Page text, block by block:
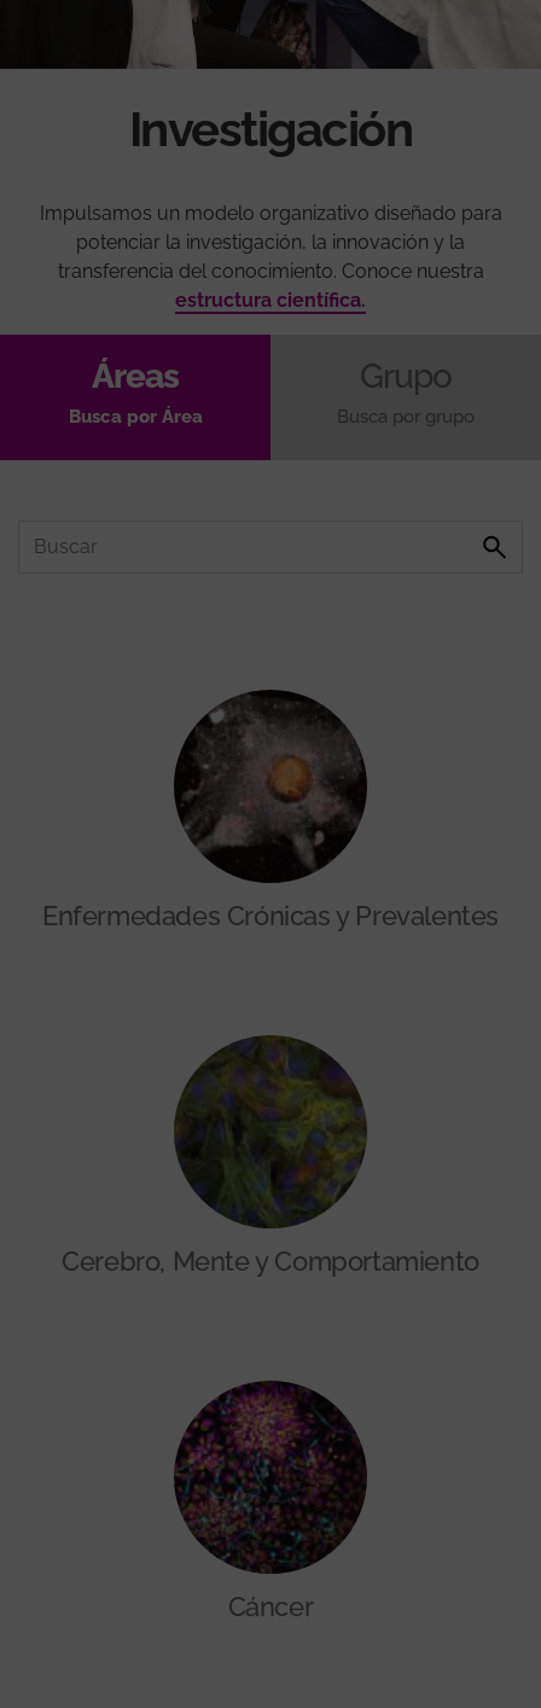
Investigación
Impulsamos un modelo organizativo diseñado para
potenciar la investigación, la innovación y la
transferencia del conocimiento. Conoce nuestra
estructura científica.
Áreas
Busca por Área
Grupo
Busca por grupo
Enfermedades Crónicas y Prevalentes
Cerebro, Mente y Comportamiento
Cáncer